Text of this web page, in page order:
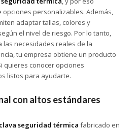
opciones personalizables. Además,
adaptar tallas, colores y
el nivel de riesgo. Por lo tanto,
las necesidades reales de la
tu empresa obtiene un producto
quieres conocer opciones
listos para ayudarte.
con altos estándares
seguridad térmica fabricado en